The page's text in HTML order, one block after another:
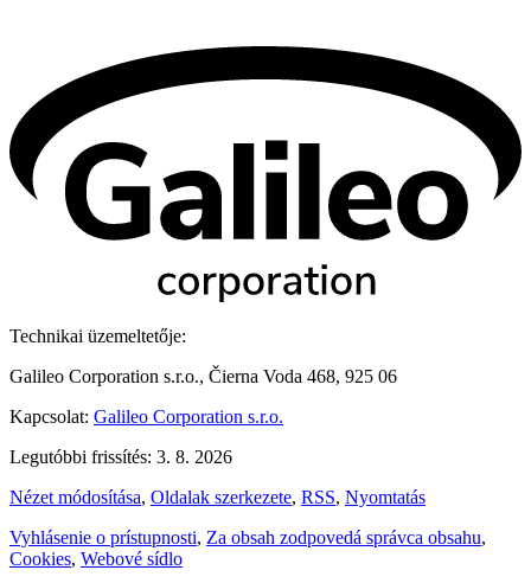
Technikai üzemeltetője:
Galileo Corporation s.r.o., Čierna Voda 468, 925 06
Kapcsolat: Galileo Corporation s.r.o.
Legutóbbi frissítés: 3. 8. 2026
Nézet módosítása, Oldalak szerkezete, RSS, Nyomtatás
Vyhlásenie o prístupnosti, Za obsah zodpovedá správca obsahu,
Cookies, Webové sídlo